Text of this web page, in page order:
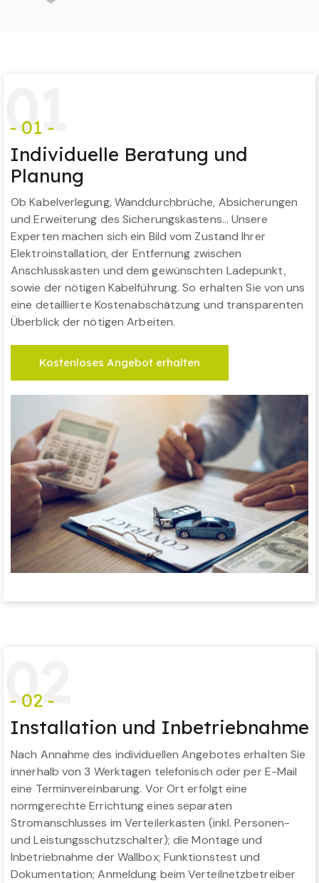
01
- 01 -
Individuelle Beratung und
Planung
Ob Kabelverlegung, Wanddurchbrüche, Absicherungen
und Erweiterung des Sicherungskastens… Unsere
Experten machen sich ein Bild vom Zustand Ihrer
Elektroinstallation, der Entfernung zwischen
Anschlusskasten und dem gewünschten Ladepunkt,
sowie der nötigen Kabelführung. So erhalten Sie von uns
eine detaillierte Kostenabschätzung und transparenten
Überblick der nötigen Arbeiten.
Kostenloses Angebot erhalten
02
- 02 -
Installation und Inbetriebnahme
Nach Annahme des individuellen Angebotes erhalten Sie
innerhalb von 3 Werktagen telefonisch oder per E-Mail
eine Terminvereinbarung. Vor Ort erfolgt eine
normgerechte Errichtung eines separaten
Stromanschlusses im Verteilerkasten (inkl. Personen-
und Leistungsschutzschalter); die Montage und
Inbetriebnahme der Wallbox; Funktionstest und
Dokumentation; Anmeldung beim Verteilnetzbetreiber